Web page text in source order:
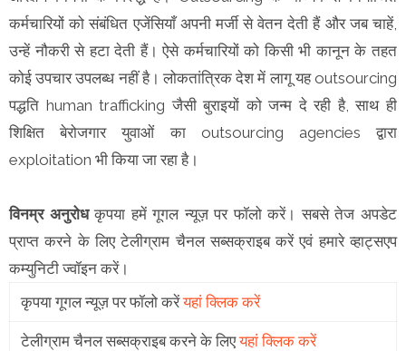
कर्मचारियों को संबंधित एजेंसियाँ अपनी मर्जी से वेतन देती हैं और जब चाहें,
उन्हें नौकरी से हटा देती हैं। ऐसे कर्मचारियों को किसी भी कानून के तहत
कोई उपचार उपलब्ध नहीं है। लोकतांत्रिक देश में लागू यह outsourcing
पद्धति human trafficking जैसी बुराइयों को जन्म दे रही है, साथ ही
शिक्षित बेरोजगार युवाओं का outsourcing agencies द्वारा
exploitation भी किया जा रहा है।
विनम्र अनुरोधकृपया हमें गूगल न्यूज़ पर फॉलो करें। सबसे तेज अपडेट
प्राप्त करने के लिए टेलीग्राम चैनल सब्सक्राइब करें एवं हमारे व्हाट्सएप
कम्युनिटी ज्वॉइन करें।
कृपया गूगल न्यूज़ पर फॉलो करेंयहां क्लिक करें
टेलीग्राम चैनल सब्सक्राइब करने के लिएयहां क्लिक करें